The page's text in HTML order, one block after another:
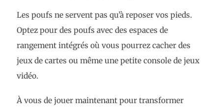
Les poufs ne servent pas qu’à reposer vos pieds.
Optez pour des poufs avec des espaces de
rangement intégrés où vous pourrez cacher des
jeux de cartes ou même une petite console de jeux
vidéo.
À vous de jouer maintenant pour transformer